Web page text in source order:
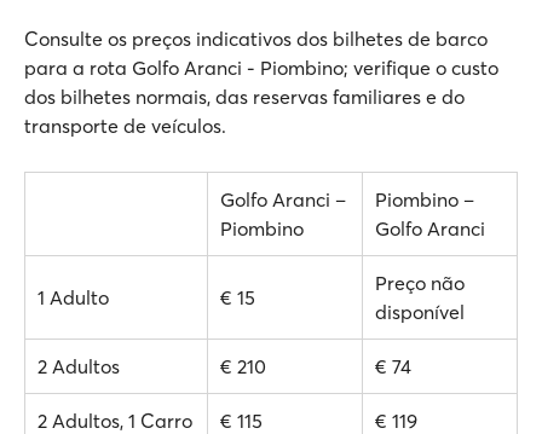
Consulte os preços indicativos dos bilhetes de barco
para a rota Golfo Aranci - Piombino; verifique o custo
dos bilhetes normais, das reservas familiares e do
transporte de veículos.
Golfo Aranci –
Piombino
Piombino –
Golfo Aranci
1 Adulto € 15
Preço não
disponível
2 Adultos € 210 € 74
2 Adultos, 1 Carro € 115 € 119